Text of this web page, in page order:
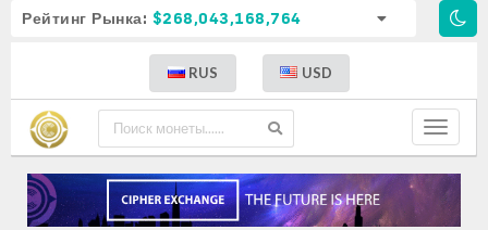
Рейтинг Рынка: $268,043,168,764
RUS USD
Toggle